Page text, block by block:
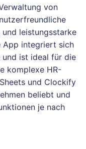
von
leistungsstarke
App integriert sich
und ist ideal für die
komplexe HR-
und Clockify
beliebt und
je nach